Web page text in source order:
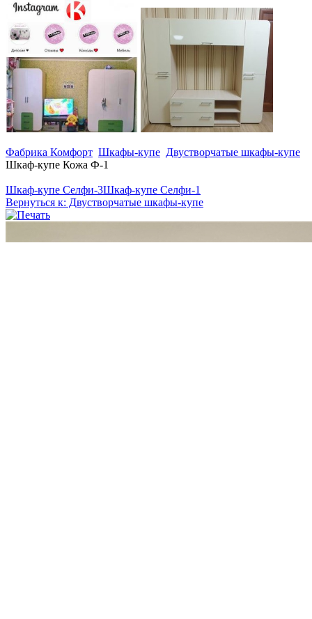
Фабрика Комфорт Шкафы-купе Двустворчатые шкафы-купе
Шкаф-купе Кожа Ф-1
Шкаф-купе Селфи-3Шкаф-купе Селфи-1
Вернуться к: Двустворчатые шкафы-купе